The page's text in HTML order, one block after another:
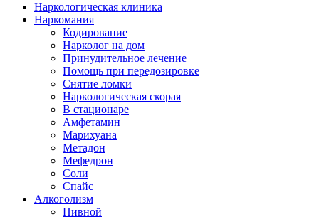
Наркологическая клиника
Наркомания
Кодирование
Нарколог на дом
Принудительное лечение
Помощь при передозировке
Снятие ломки
Наркологическая скорая
В стационаре
Амфетамин
Марихуана
Метадон
Мефедрон
Соли
Спайс
Алкоголизм
Пивной